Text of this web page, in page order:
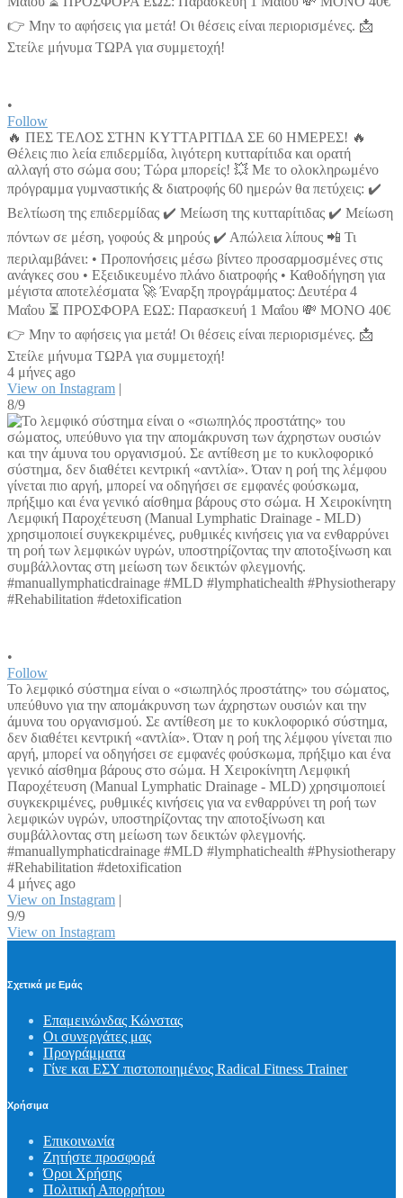
•
Follow
🔥 ΠΕΣ ΤΕΛΟΣ ΣΤΗΝ ΚΥΤΤΑΡΙΤΙΔΑ ΣΕ 60 ΗΜΕΡΕΣ! 🔥
Θέλεις πιο λεία επιδερμίδα, λιγότερη κυτταρίτιδα και ορατή
αλλαγή στο σώμα σου; Τώρα μπορείς! 💥 Με το ολοκληρωμένο
πρόγραμμα γυμναστικής & διατροφής 60 ημερών θα πετύχεις: ✔️
Βελτίωση της επιδερμίδας ✔️ Μείωση της κυτταρίτιδας ✔️ Μείωση
πόντων σε μέση, γοφούς & μηρούς ✔️ Απώλεια λίπους 📲 Τι
περιλαμβάνει: • Προπονήσεις μέσω βίντεο προσαρμοσμένες στις
ανάγκες σου • Εξειδικευμένο πλάνο διατροφής • Καθοδήγηση για
μέγιστα αποτελέσματα 🚀 Έναρξη προγράμματος: Δευτέρα 4
Μαΐου ⏳ ΠΡΟΣΦΟΡΑ ΕΩΣ: Παρασκευή 1 Μαΐου 💸 ΜΟΝΟ 40€
👉 Μην το αφήσεις για μετά! Οι θέσεις είναι περιορισμένες. 📩
Στείλε μήνυμα ΤΩΡΑ για συμμετοχή!
4 μήνες ago
View on Instagram |
8/9
•
Follow
Το λεμφικό σύστημα είναι ο «σιωπηλός προστάτης» του σώματος,
υπεύθυνο για την απομάκρυνση των άχρηστων ουσιών και την
άμυνα του οργανισμού. Σε αντίθεση με το κυκλοφορικό σύστημα,
δεν διαθέτει κεντρική «αντλία». Όταν η ροή της λέμφου γίνεται πιο
αργή, μπορεί να οδηγήσει σε εμφανές φούσκωμα, πρήξιμο και ένα
γενικό αίσθημα βάρους στο σώμα. Η Χειροκίνητη Λεμφική
Παροχέτευση (Manual Lymphatic Drainage - MLD) χρησιμοποιεί
συγκεκριμένες, ρυθμικές κινήσεις για να ενθαρρύνει τη ροή των
λεμφικών υγρών, υποστηρίζοντας την αποτοξίνωση και
συμβάλλοντας στη μείωση των δεικτών φλεγμονής.
#manuallymphaticdrainage #MLD #lymphatichealth #Physiotherapy
#Rehabilitation #detoxification
4 μήνες ago
View on Instagram |
9/9
View on Instagram
Σχετικά με Εμάς
Επαμεινώνδας Κώνστας
Οι συνεργάτες μας
Προγράμματα
Γίνε και ΕΣΥ πιστοποιημένος Radical Fitness Trainer
Χρήσιμα
Επικοινωνία
Ζητήστε προσφορά
Όροι Χρήσης
Πολιτική Απορρήτου